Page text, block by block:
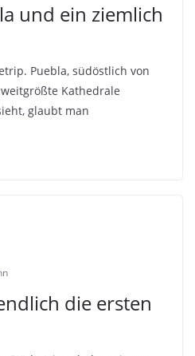
und ein ziemlich
Puebla, südöstlich von
Kathedrale
glaubt man
die ersten